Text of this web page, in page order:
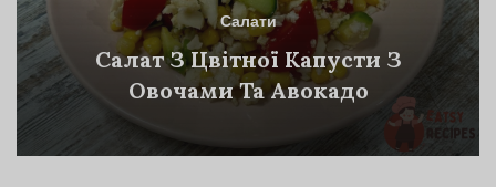
Салати
Салат З Цвітної Капусти З
Овочами Та Авокадо